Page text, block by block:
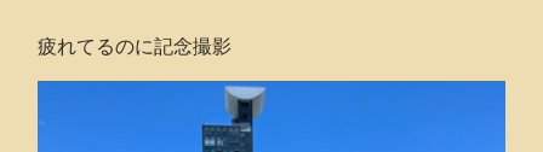
疲れてるのに記念撮影